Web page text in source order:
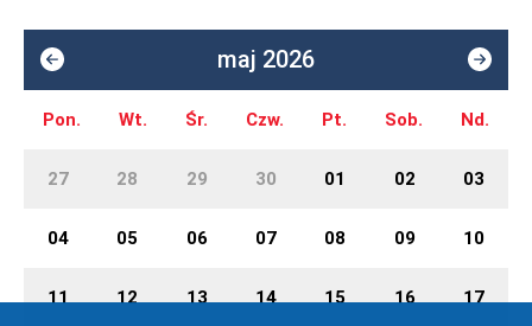
maj 2026
Pon. Wt. Śr. Czw. Pt. Sob. Nd.
27 28 29 30 01 02 03
04 05 06 07 08 09 10
11 12 13 14 15 16 17